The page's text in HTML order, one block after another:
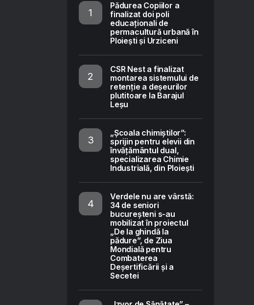
Pădurea Copiilor a
finalizat doi poli
educaționali de
permacultură urbană în
Ploiești și Urziceni
CSR Nest a finalizat
montarea sistemului de
retenție a deșeurilor
plutitoare la Barajul
Leșu
„Școala chimiștilor”:
sprijin pentru elevii din
învățământul dual,
specializarea Chimie
Industrială, din Ploiești
Verdele nu are vârstă:
34 de seniori
bucureșteni s-au
mobilizat în proiectul
„De la ghindă la
pădure”, de Ziua
Mondială pentru
Combaterea
Deșertificării și a
Secetei